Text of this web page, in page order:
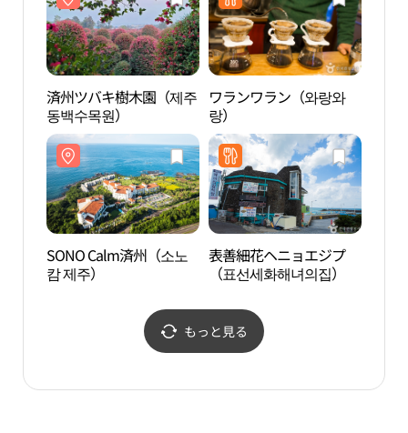
済州ツバキ樹木園（제주
동백수목원）
ワランワラン（와랑와
랑）
SONO Calm済州（소노
캄 제주）
表善細花ヘニョエジプ
（표선세화해녀의집）
もっと見る